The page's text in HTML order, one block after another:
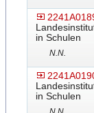
in Schulen
N.N.
in Schulen